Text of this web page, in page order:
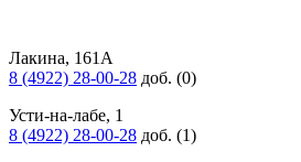
Лакина, 161А
8 (4922) 28-00-28 доб. (0)
Усти-на-лабе, 1
8 (4922) 28-00-28 доб. (1)